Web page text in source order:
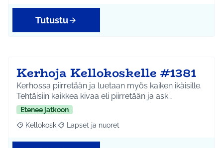
Tutustu
Kerhoja Kellokoskelle #1381
Kerhossa piirretään ja luetaan myös kaiken ikäisille.
Tehtäisiin kaikkea kivaa eli piirretään ja ask…
Etenee jatkoon
Rajaa tulokset aihepiirin mukaan: Kellokoski
Kellokoski Rajaa tulokset teeman mukaan: Lapset ja nuoret
Lapset ja nuoret